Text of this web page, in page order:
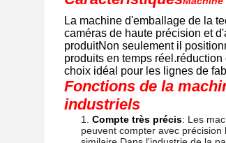
La machine d'emballage de la
caméras de haute précision et
produitNon seulement il
produits en temps
choix idéal pour les lignes de
Fonctions de la
industriels
Compte très précis: Les
peuvent compter avec